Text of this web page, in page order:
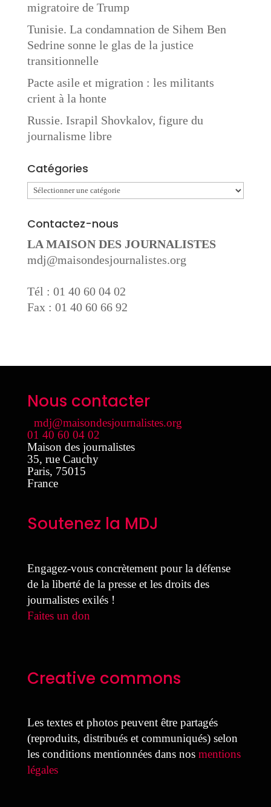
migratoire de Trump
Tunisie. La condamnation de Sihem Ben
Sedrine sonne le glas de la justice
transitionnelle
Pacte asile et migration : les militants
crient à la honte
Russie. Israpil Shovkalov, figure du
journalisme libre
Catégories
Catégories
Contactez-nous
LA MAISON DES JOURNALISTES
mdj@maisondesjournalistes.org
Tél : 01 40 60 04 02
Fax : 01 40 60 66 92
Nous contacter
mdj@maisondesjournalistes.org
01 40 60 04 02
Maison des journalistes
35, rue Cauchy
Paris, 75015
France
Soutenez la MDJ
Engagez-vous concrètement pour la défense
de la liberté de la presse et les droits des
journalistes exilés !
Faites un don
Creative commons
Les textes et photos peuvent être partagés
(reproduits, distribués et communiqués) selon
les conditions mentionnées dans nos mentions
légales